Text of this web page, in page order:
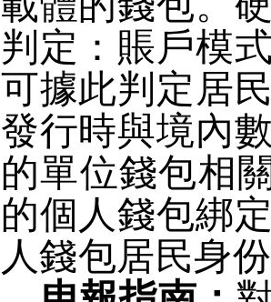
判定：賬戶模
可據此判定居
發行時與境內
的單位錢包相
的個人錢包綁
人錢包居民身